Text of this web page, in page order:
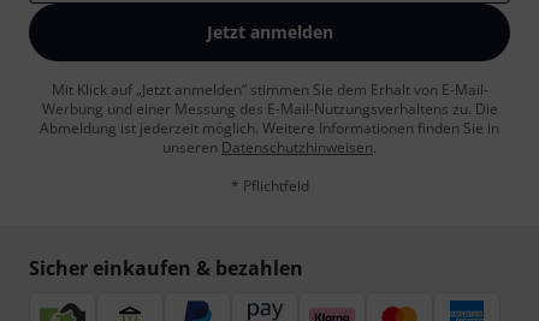
Jetzt anmelden
Mit Klick auf „Jetzt anmelden“ stimmen Sie dem Erhalt von E-Mail-
Werbung und einer Messung des E-Mail-Nutzungsverhaltens zu. Die
Abmeldung ist jederzeit möglich. Weitere Informationen finden Sie in
unseren Datenschutzhinweisen.
* Pflichtfeld
Sicher einkaufen & bezahlen